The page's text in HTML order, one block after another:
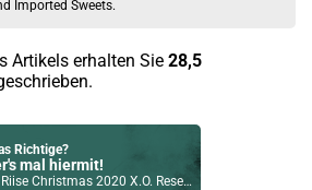
Imported Sweets.
Artikels erhalten Sie 28,5
Richtige?
mal hiermit!
Christmas 2020 X.O. Reserve Rum 40% Vol. 700ml